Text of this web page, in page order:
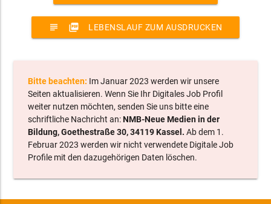
subject picture_as_pdf LEBENSLAUF ZUM AUSDRUCKEN
Bitte beachten: Im Januar 2023 werden wir unsere
Seiten aktualisieren. Wenn Sie Ihr Digitales Job Profil
weiter nutzen möchten, senden Sie uns bitte eine
schriftliche Nachricht an:NMB-Neue Medien in der
Bildung, Goethestraße 30, 34119 Kassel.Ab dem 1.
Februar 2023 werden wir nicht verwendete Digitale Job
Profile mit den dazugehörigen Daten löschen.